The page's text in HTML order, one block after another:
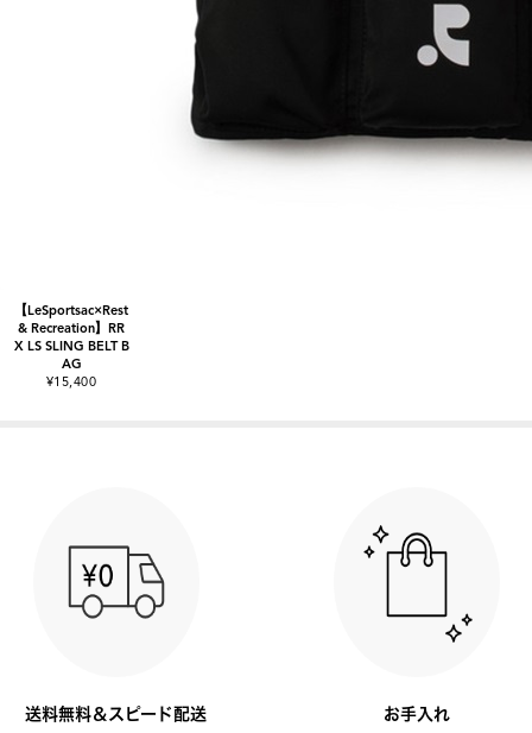
【LeSportsac×Rest
& Recreation】RR
X LS SLING BELT B
AG
¥15,400
送料無料＆スピード配送 お手入れ